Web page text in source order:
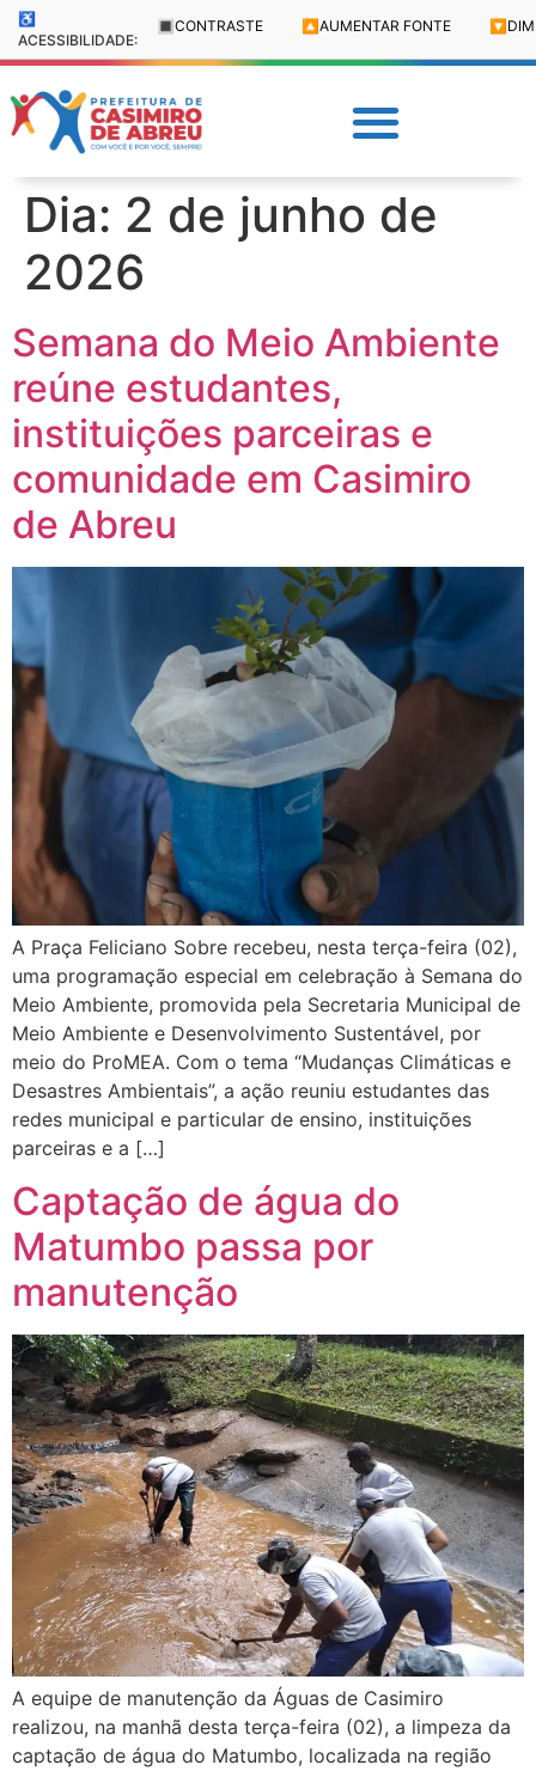
♿
ACESSIBILIDADE:
🔳 CONTRASTE 🔼 AUMENTAR FONTE 🔽
Dia: 2 de junho de
2026
Semana do Meio Ambiente
reúne estudantes,
instituições parceiras e
comunidade em Casimiro
de Abreu
A Praça Feliciano Sobre recebeu, nesta terça-feira (02),
uma programação especial em celebração à Semana do
Meio Ambiente, promovida pela Secretaria Municipal de
Meio Ambiente e Desenvolvimento Sustentável, por
meio do ProMEA. Com o tema “Mudanças Climáticas e
Desastres Ambientais”, a ação reuniu estudantes das
redes municipal e particular de ensino, instituições
parceiras e a […]
Captação de água do
Matumbo passa por
manutenção
A equipe de manutenção da Águas de Casimiro
realizou, na manhã desta terça-feira (02), a limpeza da
captação de água do Matumbo, localizada na região